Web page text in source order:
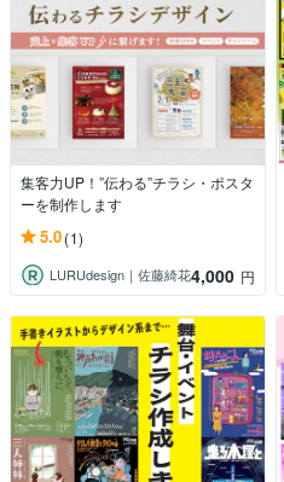
集客力UP！”伝わる”チラシ・ポスタ
ーを制作します
5.0(1)
LURUdesign｜佐藤綺花4,000 円